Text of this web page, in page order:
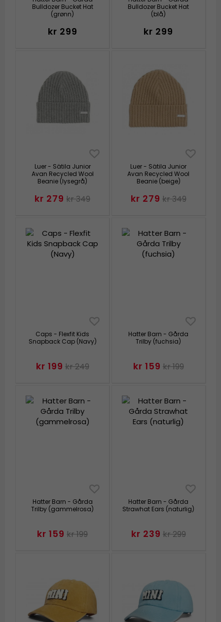
Bulldozer Bucket Hat
(grønn)
kr 299
Bulldozer Bucket Hat
(blå)
kr 299
Luer - Sätila Junior
Avan Recycled Wool
Beanie (lysegrå)
kr 279 kr 349
Luer - Sätila Junior
Avan Recycled Wool
Beanie (beige)
kr 279 kr 349
Caps - Flexfit Kids
Snapback Cap (Navy)
kr 199 kr 249
Hatter Barn - Gårda
Trilby (fuchsia)
kr 159 kr 199
Hatter Barn - Gårda
Trilby (gammelrosa)
kr 159 kr 199
Hatter Barn - Gårda
Strawhat Ears (naturlig)
kr 239 kr 299